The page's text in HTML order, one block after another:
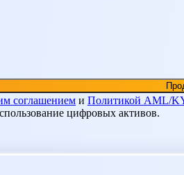
соглашением и Политикой AML/
цифровых активов.